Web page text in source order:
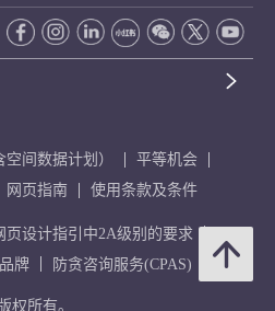
间数据计划）
平等机会
网页指南 使用条款及条件
设计指引中2A级别的要求
牌 防贪咨询服务(CPAS)
权所有。